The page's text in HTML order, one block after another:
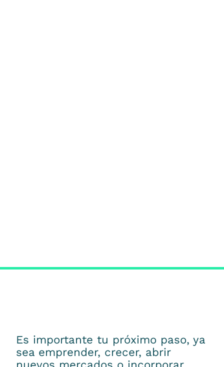
Es importante tu próximo paso, ya
sea emprender, crecer, abrir
nuevos mercados o incorporar